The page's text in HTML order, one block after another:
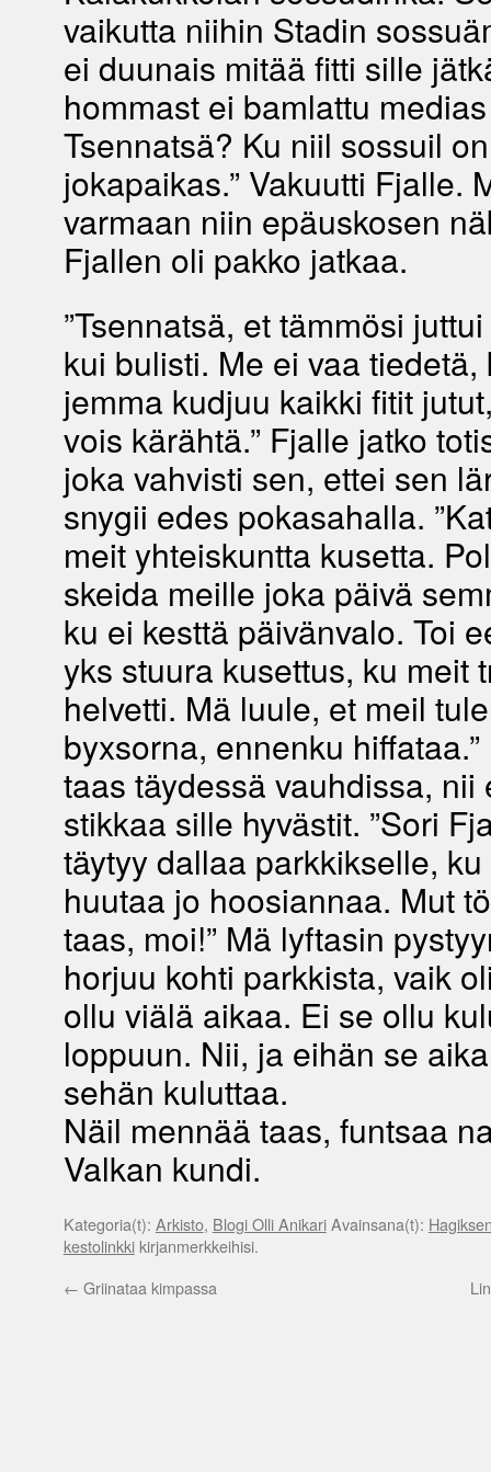
vaikutta niihin Stadin
ei duunais mitää fitti sille
hommast ei bamlattu
Tsennatsä? Ku niil sossuil
jokapaikas.” Vakuutti Fjalle.
varmaan niin epäuskosen
Fjallen oli pakko jatkaa.
”Tsennatsä, et tämmösi
kui bulisti. Me ei vaa tiedetä,
jemma kudjuu kaikki fitit
vois kärähtä.” Fjalle jatko
joka vahvisti sen, ettei sen
snygii edes pokasahalla.
meit yhteiskuntta kusetta.
skeida meille joka päivä
ku ei kesttä päivänvalo. Toi
yks stuura kusettus, ku meit
helvetti. Mä luule, et meil
byxsorna, ennenku
taas täydessä vauhdissa, nii
stikkaa sille hyvästit. ”Sori
täytyy dallaa parkkikselle,
huutaa jo hoosiannaa. Mut
taas, moi!” Mä lyftasin
horjuu kohti parkkista, vaik
ollu viälä aikaa. Ei se ollu
loppuun. Nii, ja eihän se
sehän kuluttaa.
Näil mennää taas, funtsaa
Valkan kundi.
Kategoria(t): Arkisto, Blogi Olli AnikariAvainsana(t):
kestolinkkikirjanmerkkeihisi.
← Griinataa kimpassa